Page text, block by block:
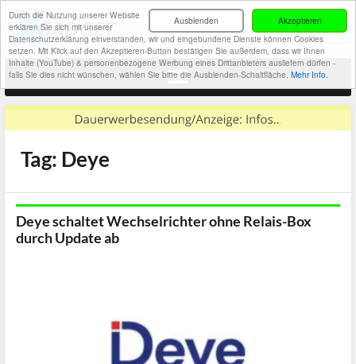
Akzeptieren
Ausblenden
Durch die Nutzung unserer Website
erklären Sie sich mit unserer
Datenschutzerklärung einverstanden, wir und eingebundene Dienste können Cookies
setzen. Mit Klick auf den Akzeptieren-Button bestätigen Sie außerdem, dass wir Ihnen
Inhalte (YouTube) & personenbezogene Werbung eines Drittanbieters ausliefern dürfen -
falls Sie dies nicht wünschen, wählen Sie bitte die Ausblenden-Schaltfläche. Mehr Info.
Tag: Deye
Deye schaltet Wechselrichter ohne Relais-Box
durch Update ab